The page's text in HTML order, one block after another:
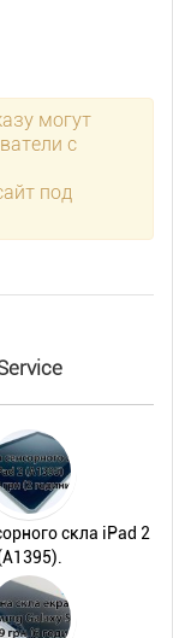
могут
с
под
скла iPad 2